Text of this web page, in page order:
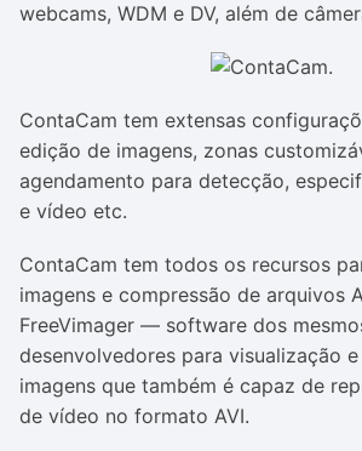
webcams, WDM e DV, além de
ContaCam tem extensas
edição de imagens, zonas
agendamento para detecção,
e vídeo etc.
ContaCam tem todos os recursos
imagens e compressão de arquivos
FreeVimager — software dos
desenvolvedores para visualização
imagens que também é capaz de
de vídeo no formato AVI.